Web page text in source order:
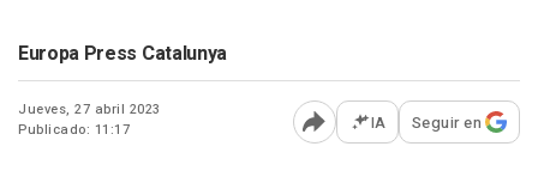
Europa Press Catalunya
Jueves, 27 abril 2023
Publicado: 11:17
Abrir opciones para
IA Seguir en